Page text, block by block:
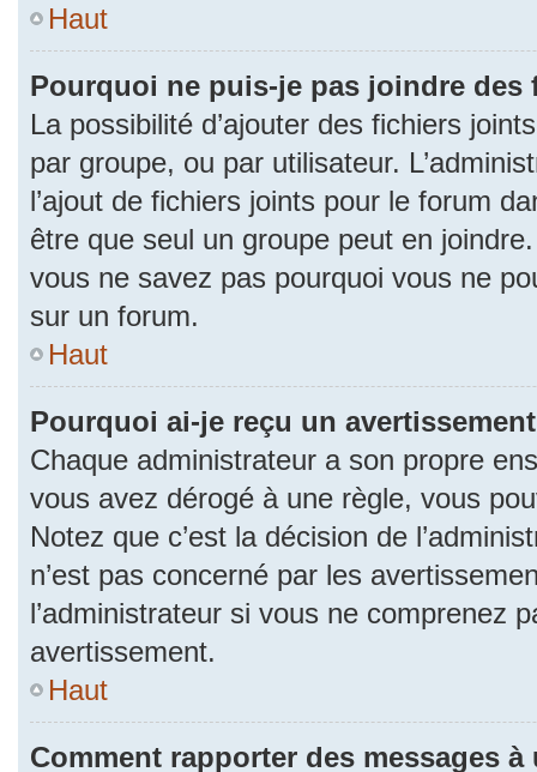
Haut
Pourquoi ne puis-je pas joindre des
La possibilité d’ajouter des fichiers
par groupe, ou par utilisateur.
l’ajout de fichiers joints pour le forum
être que seul un groupe peut en
vous ne savez pas pourquoi vous ne
sur un forum.
Haut
Pourquoi ai-je reçu un
Chaque administrateur a son propre
vous avez dérogé à une règle, vous
Notez que c’est la décision de
n’est pas concerné par les
l’administrateur si vous ne comprenez
avertissement.
Haut
Comment rapporter des messages